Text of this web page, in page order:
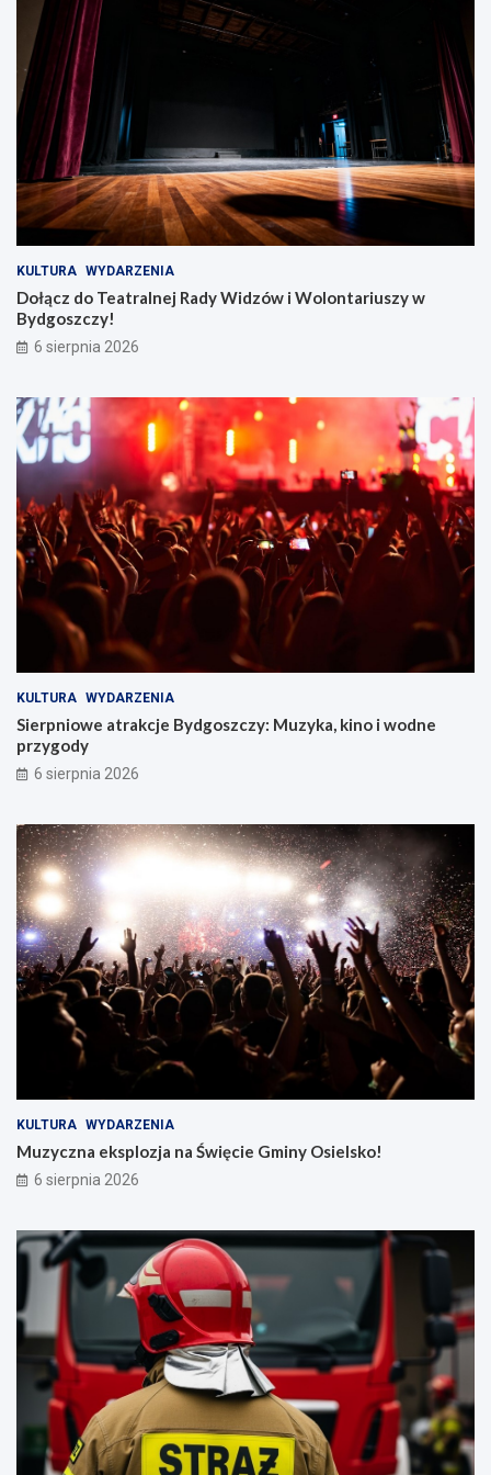
e
!o
n
r
i
u
s
z
y
w
B
y
o
s
z
c
z
y
!
KULTURA WYDARZENIA
Dołącz do Teatralnej Rady Widzów i Wolontariuszy w
Bydgoszczy!
6 sierpnia 2026
KULTURA WYDARZENIA
Sierpniowe atrakcje Bydgoszczy: Muzyka, kino i wodne
przygody
6 sierpnia 2026
KULTURA WYDARZENIA
Muzyczna eksplozja na Święcie Gminy Osielsko!
6 sierpnia 2026